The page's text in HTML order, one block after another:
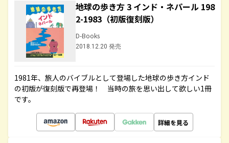
地球の歩き方 3 インド・ネパール 198
2-1983（初版復刻版）
D-Books
2018.12.20 発売
1981年、旅人のバイブルとして登場した地球の歩き方インド
の初版が復刻版で再登場！ 当時の旅を思い出して欲しい1冊
です。
詳細を見る